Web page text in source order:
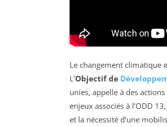
Le changement climatique
L’Objectif de
unies, appelle à des
enjeux associés à l’ODD
et la nécessité d’une